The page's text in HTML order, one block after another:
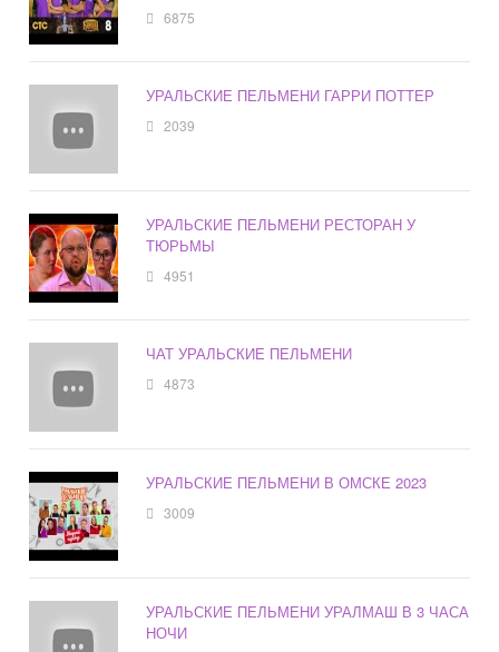
6875
УРАЛЬСКИЕ ПЕЛЬМЕНИ ГАРРИ ПОТТЕР
2039
УРАЛЬСКИЕ ПЕЛЬМЕНИ РЕСТОРАН У
ТЮРЬМЫ
4951
ЧАТ УРАЛЬСКИЕ ПЕЛЬМЕНИ
4873
УРАЛЬСКИЕ ПЕЛЬМЕНИ В ОМСКЕ 2023
3009
УРАЛЬСКИЕ ПЕЛЬМЕНИ УРАЛМАШ В 3 ЧАСА
НОЧИ